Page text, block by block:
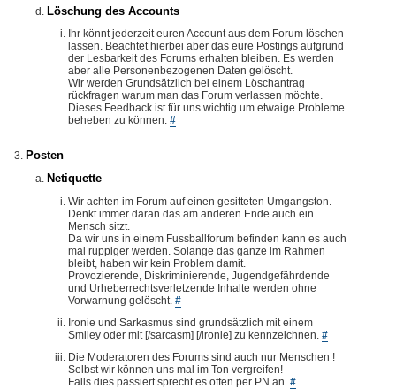
Löschung des Accounts
Ihr könnt jederzeit euren Account aus dem Forum löschen
lassen. Beachtet hierbei aber das eure Postings aufgrund
der Lesbarkeit des Forums erhalten bleiben. Es werden
aber alle Personenbezogenen Daten gelöscht.
Wir werden Grundsätzlich bei einem Löschantrag
rückfragen warum man das Forum verlassen möchte.
Dieses Feedback ist für uns wichtig um etwaige Probleme
beheben zu können. #
Posten
Netiquette
Wir achten im Forum auf einen gesitteten Umgangston.
Denkt immer daran das am anderen Ende auch ein
Mensch sitzt.
Da wir uns in einem Fussballforum befinden kann es auch
mal ruppiger werden. Solange das ganze im Rahmen
bleibt, haben wir kein Problem damit.
Provozierende, Diskriminierende, Jugendgefährdende
und Urheberrechtsverletzende Inhalte werden ohne
Vorwarnung gelöscht. #
Ironie und Sarkasmus sind grundsätzlich mit einem
Smiley oder mit [/sarcasm] [/ironie] zu kennzeichnen. #
Die Moderatoren des Forums sind auch nur Menschen !
Selbst wir können uns mal im Ton vergreifen!
Falls dies passiert sprecht es offen per PN an. #